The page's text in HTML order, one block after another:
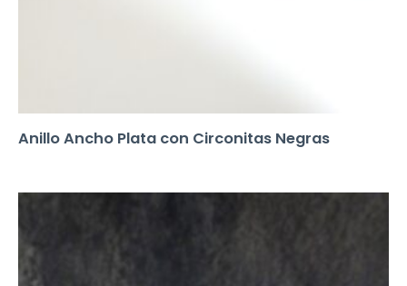
Anillo Ancho Plata con Circonitas Negras